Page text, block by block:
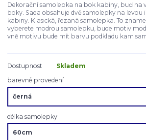
Dekorační samolepka na bok kabiny, buď na
boky. Sada obsahuje dvě samolepky na levou
kabiny. Klasická, řezaná samolepka. To
vyberete modrou samolepku, bude motiv
vně motivu bude mít barvu podkladu kam
Dostupnost
Skladem
barevné provedení
délka samolepky